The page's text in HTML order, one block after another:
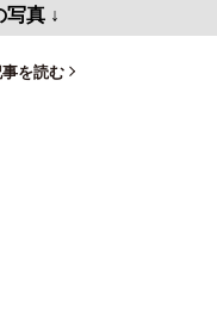
写真 ↓
を読む